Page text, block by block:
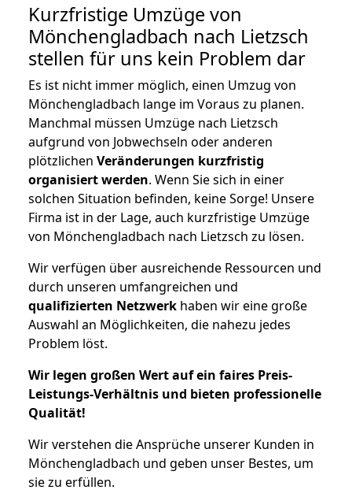
Kurzfristige Umzüge von
Mönchengladbach nach Lietzsch
stellen für uns kein Problem dar
Es ist nicht immer möglich, einen Umzug von
Mönchengladbach lange im Voraus zu planen.
Manchmal müssen Umzüge nach Lietzsch
aufgrund von Jobwechseln oder anderen
plötzlichen Veränderungen kurzfristig
organisiert werden. Wenn Sie sich in einer
solchen Situation befinden, keine Sorge! Unsere
Firma ist in der Lage, auch kurzfristige Umzüge
von Mönchengladbach nach Lietzsch zu lösen.
Wir verfügen über ausreichende Ressourcen und
durch unseren umfangreichen und
qualifizierten Netzwerk haben wir eine große
Auswahl an Möglichkeiten, die nahezu jedes
Problem löst.
Wir legen großen Wert auf ein faires Preis-
Leistungs-Verhältnis und bieten professionelle
Qualität!
Wir verstehen die Ansprüche unserer Kunden in
Mönchengladbach und geben unser Bestes, um
sie zu erfüllen.